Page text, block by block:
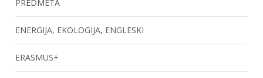
PREDMETA
ENERGIJA, EKOLOGIJA, ENGLESKI
ERASMUS+